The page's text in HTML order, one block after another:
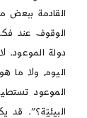
القادمة ببعض
الوقوف عند
دولة الموعود.
اليوم ولا ما
الموعود
البيئيّة؟”. قد